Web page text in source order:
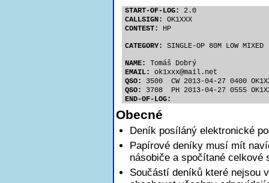
START-OF-LOG:
2.0
CALLSIGN:
OK1XXX
CONTEST:
HP
CATEGORY: SINGLE-OP 80M LOW MIXED
NAME:
Tomáš Dobrý
EMAIL:
ok1xxx@mail.net
QSO:
3500  CW 2013-04-27 0400
QSO:
3708  PH 2013-04-27 0555
END-OF-LOG:
Obecné
Deník posíláný elektronické
Papírové deníky musí mít
násobiče a spočítané celkové
Součástí deníků které nejsou